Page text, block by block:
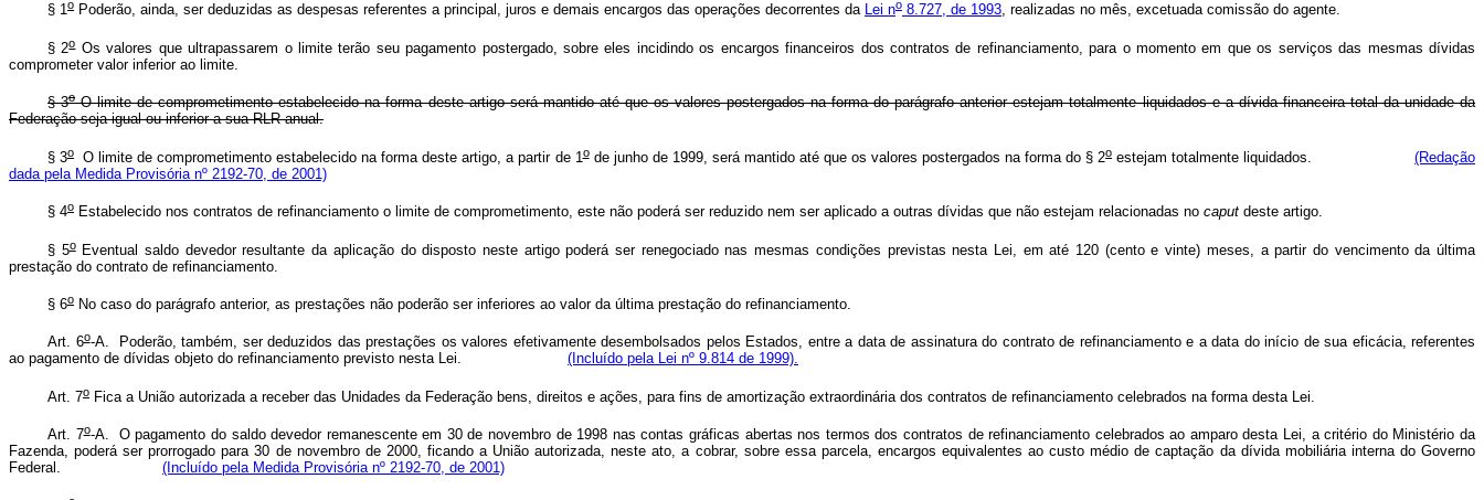
§ 1o Poderão, ainda, ser deduzidas as despesas referentes a principal, juros e demais encargos das operações decorrentes da Lei no 8.727, de 1993, realizadas no mês, excetuada comissão do agente.
§ 2oOs valores que ultrapassarem o limite terão seu pagamento postergado, sobre eles incidindo os encargos financeiros dos contratos de refinanciamento, para o momento em que os serviços das mesmas dívidas
comprometer valor inferior ao limite.
§ 3oO limite de comprometimento estabelecido na forma deste artigo será mantido até que os valores postergados na forma do parágrafo anterior estejam totalmente liquidados e a dívida financeira total da unidade da
Federação seja igual ou inferior a sua RLR anual.
§ 3o O limite de comprometimento estabelecido na forma deste artigo, a partir de 1ode junho de 1999, será mantido até que os valores postergados na forma do § 2oestejam totalmente liquidados.(Redação
dada pela Medida Provisória nº 2192-70, de 2001)
§ 4o Estabelecido nos contratos de refinanciamento o limite de comprometimento, este não poderá ser reduzido nem ser aplicado a outras dívidas que não estejam relacionadas no caput deste artigo.
§ 5oEventual saldo devedor resultante da aplicação do disposto neste artigo poderá ser renegociado nas mesmas condições previstas nesta Lei, em até 120 (cento e vinte) meses, a partir do vencimento da última
prestação do contrato de refinanciamento.
§ 6o No caso do parágrafo anterior, as prestações não poderão ser inferiores ao valor da última prestação do refinanciamento.
Art. 6o-A. Poderão, também, ser deduzidos das prestações os valores efetivamente desembolsados pelos Estados, entre a data de assinatura do contrato de refinanciamento e a data do início de sua eficácia, referentes
ao pagamento de dívidas objeto do refinanciamento previsto nesta Lei. (Incluído pela Lei nº 9.814 de 1999).
Art. 7o Fica a União autorizada a receber das Unidades da Federação bens, direitos e ações, para fins de amortização extraordinária dos contratos de refinanciamento celebrados na forma desta Lei.
Art. 7o-A. O pagamento do saldo devedor remanescente em 30 de novembro de 1998 nas contas gráficas abertas nos termos dos contratos de refinanciamento celebrados ao amparo desta Lei, a critério do Ministério da
Fazenda, poderá ser prorrogado para 30 de novembro de 2000, ficando a União autorizada, neste ato, a cobrar, sobre essa parcela, encargos equivalentes ao custo médio de captação da dívida mobiliária interna do Governo
Federal. (Incluído pela Medida Provisória nº 2192-70, de 2001)